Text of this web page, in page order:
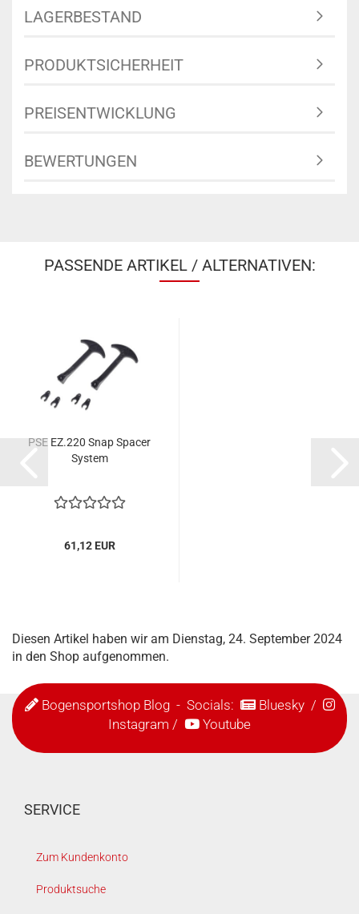
LAGERBESTAND
PRODUKTSICHERHEIT
PREISENTWICKLUNG
BEWERTUNGEN
PASSENDE ARTIKEL / ALTERNATIVEN:
PSE EZ.220 Snap Spacer
System
61,12 EUR
Diesen Artikel haben wir am Dienstag, 24. September 2024
in den Shop aufgenommen.
Bogensportshop Blog- Socials: Bluesky/
Instagram / Youtube
SERVICE
Zum Kundenkonto
Produktsuche